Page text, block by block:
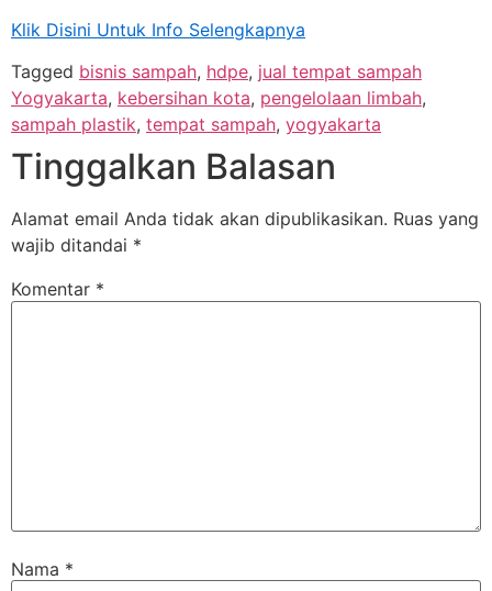
Klik Disini Untuk Info Selengkapnya
Tagged bisnis sampah, hdpe, jual tempat sampah
Yogyakarta, kebersihan kota, pengelolaan limbah,
sampah plastik, tempat sampah, yogyakarta
Tinggalkan Balasan
Alamat email Anda tidak akan dipublikasikan. Ruas yang
wajib ditandai *
Komentar *
Nama *